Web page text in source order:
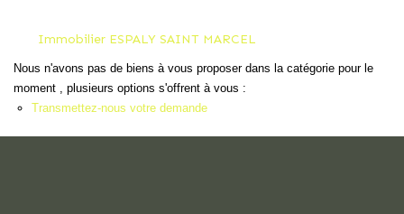
Dossier De Candidature
Immobilier ESPALY SAINT MARCEL
Nous n'avons pas de biens à vous proposer dans la catégorie pour le
moment , plusieurs options s'offrent à vous :
Transmettez-nous votre demande